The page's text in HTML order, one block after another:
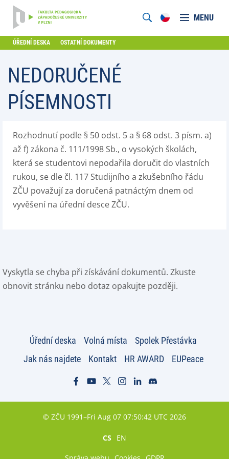
MENU
ÚŘEDNÍ DESKA OSTATNÍ DOKUMENTY
NEDORUČENÉ
PÍSEMNOSTI
Rozhodnutí podle § 50 odst. 5 a § 68 odst. 3 písm. a)
až f) zákona č. 111/1998 Sb., o vysokých školách,
která se studentovi nepodařila doručit do vlastních
rukou, se dle čl. 117 Studijního a zkušebního řádu
ZČU považují za doručená patnáctým dnem od
vyvěšení na úřední desce ZČU.
Vyskytla se chyba při získávání dokumentů. Zkuste
obnovit stránku nebo dotaz opakujte později.
Úřední deska Volná místa
Spolek Přestávka
Jak nás najdete
Kontakt HR AWARD EUPeace
© ZČU 1991–Fri Aug 07 07:50:42 UTC 2026
CS EN